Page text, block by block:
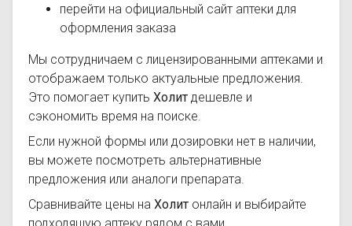
перейти на официальный сайт аптеки для
оформления заказа
Мы сотрудничаем с лицензированными аптеками и
отображаем только актуальные предложения.
Это помогает купить Холит дешевле и
сэкономить время на поиске.
Если нужной формы или дозировки нет в наличии,
вы можете посмотреть альтернативные
предложения или аналоги препарата.
Сравнивайте цены на Холит онлайн и выбирайте